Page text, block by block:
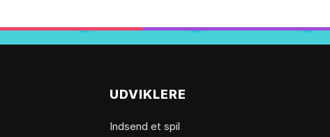
UDVIKLERE
Indsend et spil